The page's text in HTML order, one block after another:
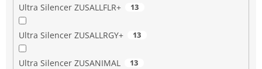
Ultra Silencer ZUSALLFLR+ 13
Ultra Silencer ZUSALLRGY+ 13
Ultra Silencer ZUSANIMAL 13